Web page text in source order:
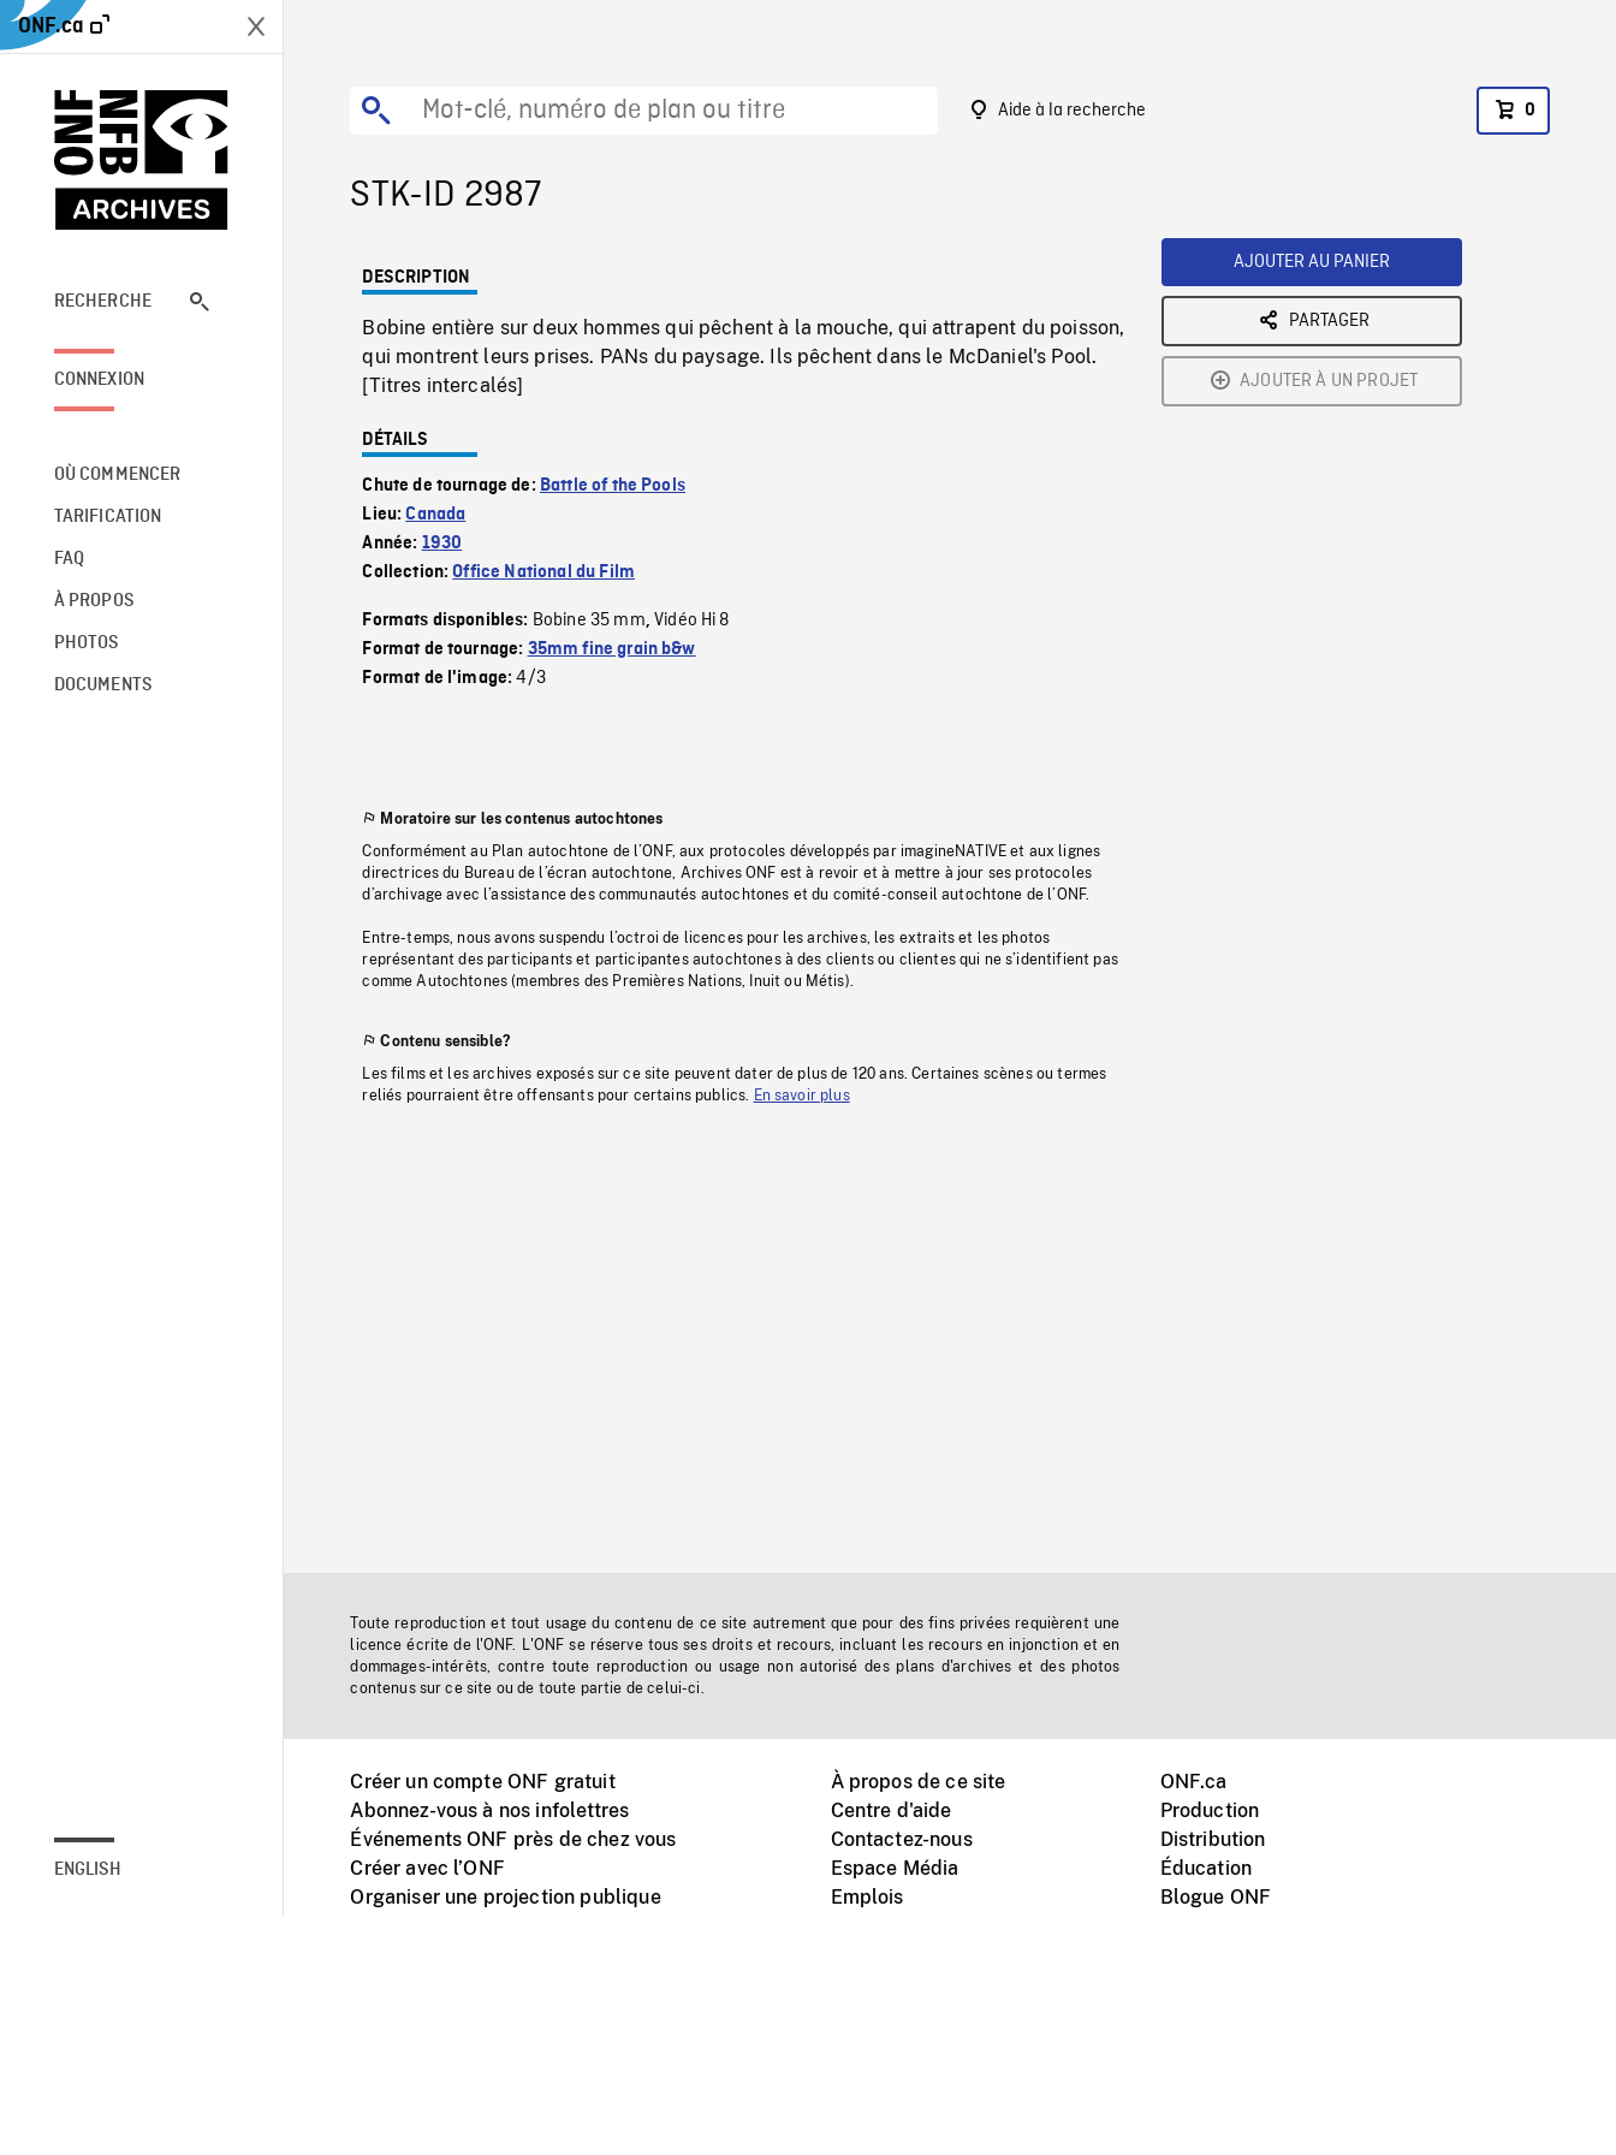
ONF.ca
RECHERCHE
CONNEXION
OÙ COMMENCER
TARIFICATION
FAQ
À PROPOS
PHOTOS
DOCUMENTS
ENGLISH
Aide à la recherche 0
STK-ID 2987
DESCRIPTION
Bobine entière sur deux hommes qui pêchent à la mouche, qui attrapent du poisson,
qui montrent leurs prises. PANs du paysage. Ils pêchent dans le McDaniel's Pool.
[Titres intercalés]
DÉTAILS
Chute de tournage de: Battle of the Pools
Lieu:Canada
Année: 1930
Collection:Office National du Film
Formats disponibles: Bobine 35 mm,Vidéo Hi 8
Format de tournage: 35mm fine grain b&w
Format de l'image:4/3
Moratoire sur les contenus autochtones
Conformément au Plan autochtone de l’ONF, aux protocoles développés par imagineNATIVE et aux lignes
directrices du Bureau de l’écran autochtone, Archives ONF est à revoir et à mettre à jour ses protocoles
d’archivage avec l’assistance des communautés autochtones et du comité-conseil autochtone de l’ONF.
Entre-temps, nous avons suspendu l’octroi de licences pour les archives, les extraits et les photos
représentant des participants et participantes autochtones à des clients ou clientes qui ne s’identifient pas
comme Autochtones (membres des Premières Nations, Inuit ou Métis).
Contenu sensible?
Les films et les archives exposés sur ce site peuvent dater de plus de 120 ans. Certaines scènes ou termes
reliés pourraient être offensants pour certains publics. En savoir plus
AJOUTER AU PANIER
PARTAGER
AJOUTER À UN PROJET
Toute reproduction et tout usage du contenu de ce site autrement que pour des fins privées requièrent une
licence écrite de l'ONF. L'ONF se réserve tous ses droits et recours, incluant les recours en injonction et en
dommages-intérêts, contre toute reproduction ou usage non autorisé des plans d'archives et des photos
contenus sur ce site ou de toute partie de celui-ci.
Créer un compte ONF gratuit
Abonnez-vous à nos infolettres
Événements ONF près de chez vous
Créer avec l’ONF
Organiser une projection publique
À propos de ce site
Centre d'aide
Contactez-nous
Espace Média
Emplois
ONF.ca
Production
Distribution
Éducation
Blogue ONF